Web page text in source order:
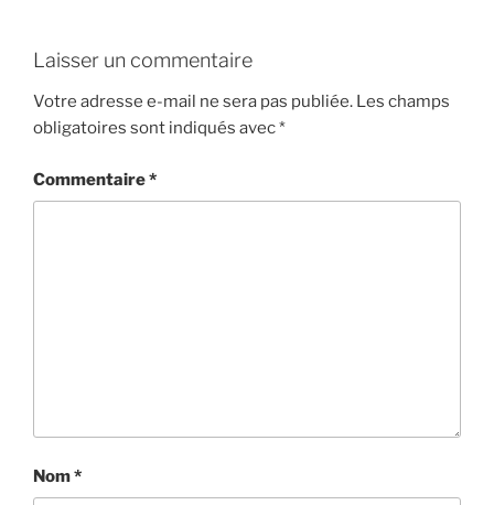
Laisser un commentaire
Votre adresse e-mail ne sera pas publiée. Les champs
obligatoires sont indiqués avec*
Commentaire*
Nom*